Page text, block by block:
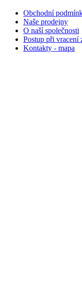
Obchodní
Naše prodejny
O naší společnosti
Postup při vracení
Kontakty - mapa